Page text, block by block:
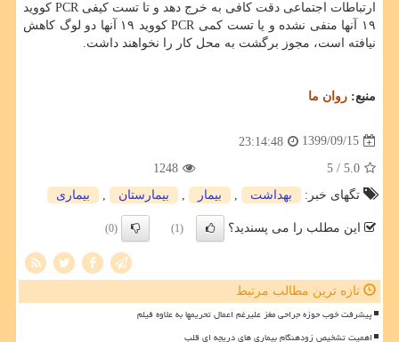
ارتباطات اجتماعی دقت کافی به خرج دهد و تا تست کیفی PCR کووید
۱۹ آنها منفی نشده و یا تست کمی PCR کووید ۱۹ آنها دو لوگ کاهش
نیافته است، مجوز برگشت به محل کار را نخواهند داشت.
منبع: روان ما
1399/09/15
23:14:48
5.0
/ 5
1248
تگهای خبر:
بهداشت بیمار بیمارستان بیماری
این مطلب را می پسندید؟ (1)
(0)
تازه ترین مطالب مرتبط
پیشرفت خوب حوزه جراحی مغز علیرغم اعمال تحریمها به علاوه فیلم
اهمیت تشخیص زودهنگام بیماری های دریچه ای قلب